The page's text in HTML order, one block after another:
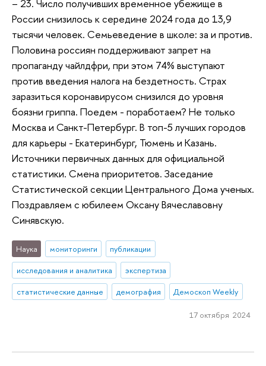
– 23. Число получивших временное убежище в
России снизилось к середине 2024 года до 13,9
тысячи человек. Семьеведение в школе: за и против.
Половина россиян поддерживают запрет на
пропаганду чайлдфри, при этом 74% выступают
против введения налога на бездетность. Страх
заразиться коронавирусом снизился до уровня
боязни гриппа. Поедем - поработаем? Не только
Москва и Санкт-Петербург. В топ-5 лучших городов
для карьеры - Екатеринбург, Тюмень и Казань.
Источники первичных данных для официальной
статистики. Смена приоритетов. Заседание
Статистической секции Центрального Дома ученых.
Поздравляем с юбилеем Оксану Вячеславовну
Синявскую.
Наука мониторинги
публикации
исследования и аналитика
экспертиза
статистические данные
демография Демоскоп Weekly
17 октября 2024